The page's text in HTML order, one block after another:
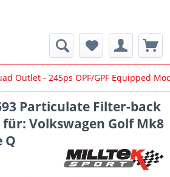
Outlet - 245ps OPF/GPF Equipped
Particulate Filter-back
für: Volkswagen Golf Mk8
Q